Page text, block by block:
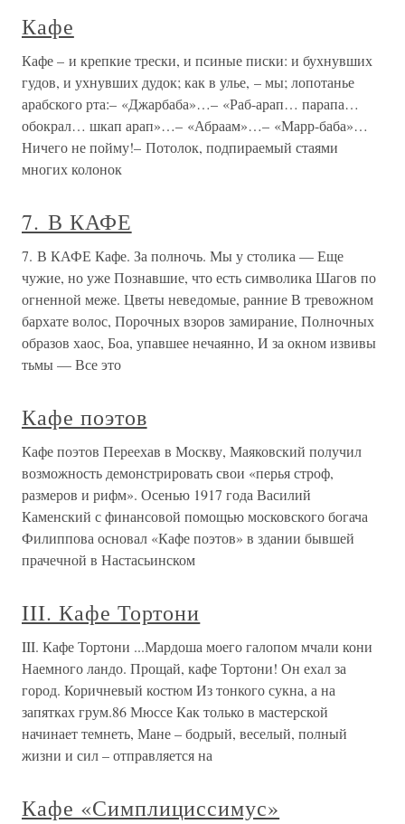
Кафе
Кафе – и крепкие трески, и псиные писки: и бухнувших
гудов, и ухнувших дудок; как в улье, – мы; лопотанье
арабского рта:– «Джарбаба»…– «Раб-арап… парапа…
обокрал… шкап арап»…– «Абраам»…– «Марр-баба»…
Ничего не пойму!– Потолок, подпираемый стаями
многих колонок
7. В КАФЕ
7. В КАФЕ Кафе. За полночь. Мы у столика — Еще
чужие, но уже Познавшие, что есть символика Шагов по
огненной меже. Цветы неведомые, ранние В тревожном
бархате волос, Порочных взоров замирание, Полночных
образов хаос, Боа, упавшее нечаянно, И за окном извивы
тьмы — Все это
Кафе поэтов
Кафе поэтов Переехав в Москву, Маяковский получил
возможность демонстрировать свои «перья строф,
размеров и рифм». Осенью 1917 года Василий
Каменский с финансовой помощью московского богача
Филиппова основал «Кафе поэтов» в здании бывшей
прачечной в Настасьинском
III. Кафе Тортони
III. Кафе Тортони ...Мардоша моего галопом мчали кони
Наемного ландо. Прощай, кафе Тортони! Он ехал за
город. Коричневый костюм Из тонкого сукна, а на
запятках грум.86 Мюссе Как только в мастерской
начинает темнеть, Мане – бодрый, веселый, полный
жизни и сил – отправляется на
Кафе «Симплициссимус»